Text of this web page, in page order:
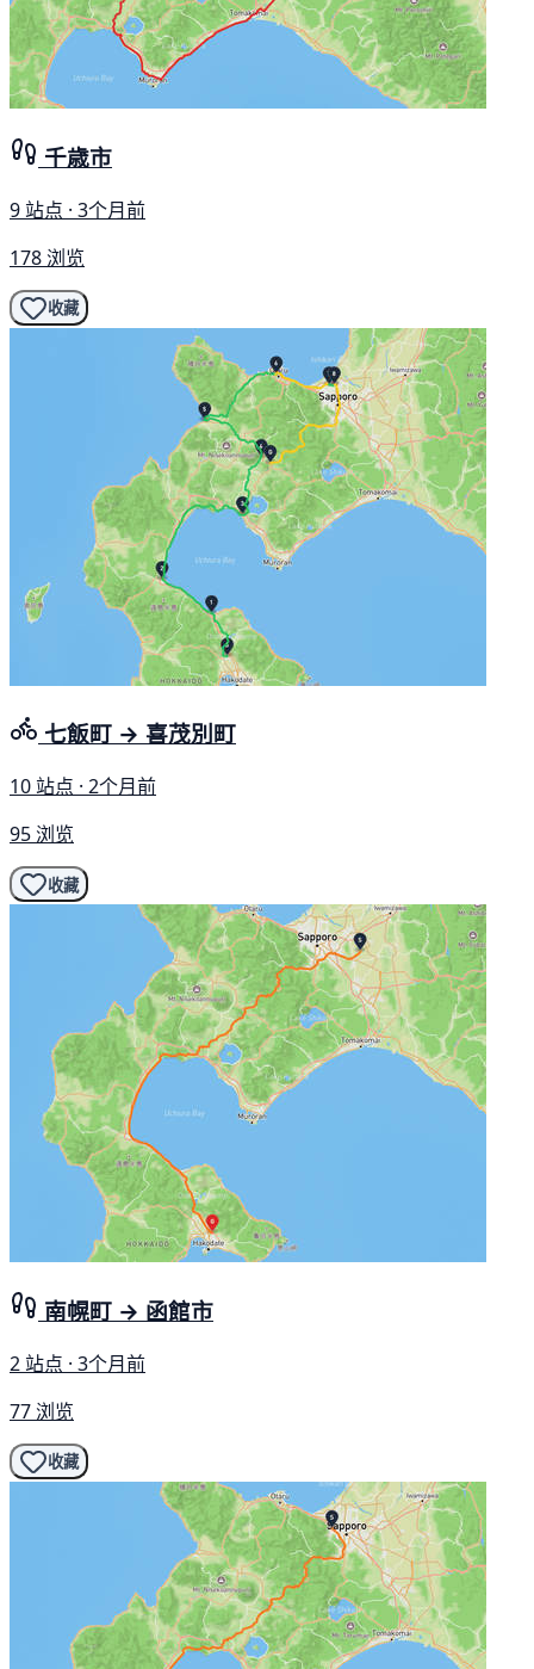
千歳市
9 站点 · 3个月前
178 浏览
收藏
七飯町 → 喜茂別町
10 站点 · 2个月前
95 浏览
收藏
南幌町 → 函館市
2 站点 · 3个月前
77 浏览
收藏